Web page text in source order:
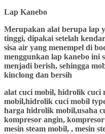
Lap Kanebo
Merupakan alat berupa lap
tinggi, dipakai setelah
sisa air yang menempel di
menggunkan lap kanebo ini
menjadi berish, sehingga
kinclong dan bersih
alat cuci mobil, hidrolik cuci
mobil,hidrolik cuci mobil
harga hidrolik mobil,usaha
kompresor angin,
mesin steam mobil, , mesin